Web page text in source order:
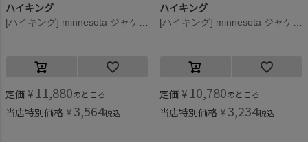
ハイキング
[ハイキング] minnesota ジャケット ブラウン
定価 ¥ 11,880のところ
当店特別価格 ¥ 3,564税込
ハイキング
[ハイキング] minnesota ジャケット ブラウン
定価 ¥ 10,780のところ
当店特別価格 ¥ 3,234税込